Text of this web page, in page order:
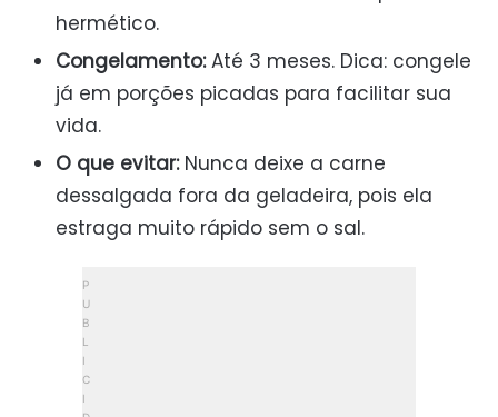
hermético.
Congelamento:Até 3 meses. Dica: congele
já em porções picadas para facilitar sua
vida.
O que evitar:Nunca deixe a carne
dessalgada fora da geladeira, pois ela
estraga muito rápido sem o sal.